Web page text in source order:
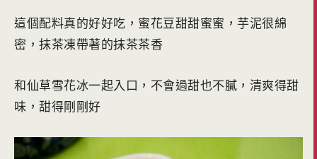
這個配料真的好好吃，蜜花豆甜甜蜜蜜，芋泥很綿
密，抹茶凍帶著的抹茶茶香
和仙草雪花冰一起入口，不會過甜也不膩，清爽得甜
味，甜得剛剛好